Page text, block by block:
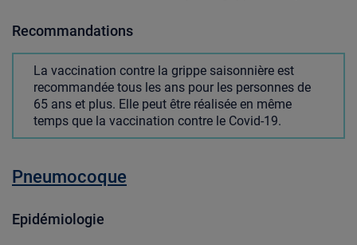
Recommandations
La vaccination contre la grippe saisonnière est
recommandée tous les ans pour les personnes de
65 ans et plus. Elle peut être réalisée en même
temps que la vaccination contre le Covid-19.
Pneumocoque
Epidémiologie